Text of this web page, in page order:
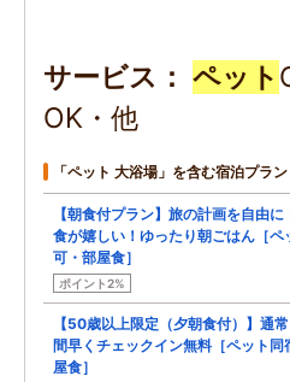
サービス ペット
OK・他
「ペット 大浴場」を含む宿泊プラン
【朝食付プラン】旅の計画を自由に
食が嬉しい！ゆったり朝ごはん［ペ
可・部屋食］
ポイント2%
【50歳以上限定（夕朝食付）】通
間早くチェックイン無料［ペット同
屋食］